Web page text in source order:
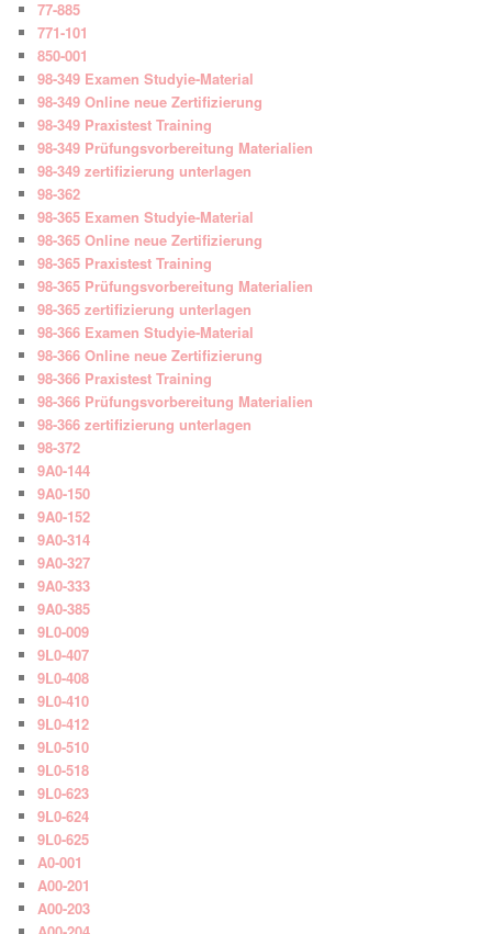
77-885
771-101
850-001
98-349 Examen Studyie-Material
98-349 Online neue Zertifizierung
98-349 Praxistest Training
98-349 Prüfungsvorbereitung Materialien
98-349 zertifizierung unterlagen
98-362
98-365 Examen Studyie-Material
98-365 Online neue Zertifizierung
98-365 Praxistest Training
98-365 Prüfungsvorbereitung Materialien
98-365 zertifizierung unterlagen
98-366 Examen Studyie-Material
98-366 Online neue Zertifizierung
98-366 Praxistest Training
98-366 Prüfungsvorbereitung Materialien
98-366 zertifizierung unterlagen
98-372
9A0-144
9A0-150
9A0-152
9A0-314
9A0-327
9A0-333
9A0-385
9L0-009
9L0-407
9L0-408
9L0-410
9L0-412
9L0-510
9L0-518
9L0-623
9L0-624
9L0-625
A0-001
A00-201
A00-203